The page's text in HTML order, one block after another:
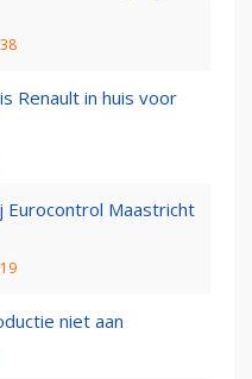
Renault in huis voor
Eurocontrol Maastricht
niet aan